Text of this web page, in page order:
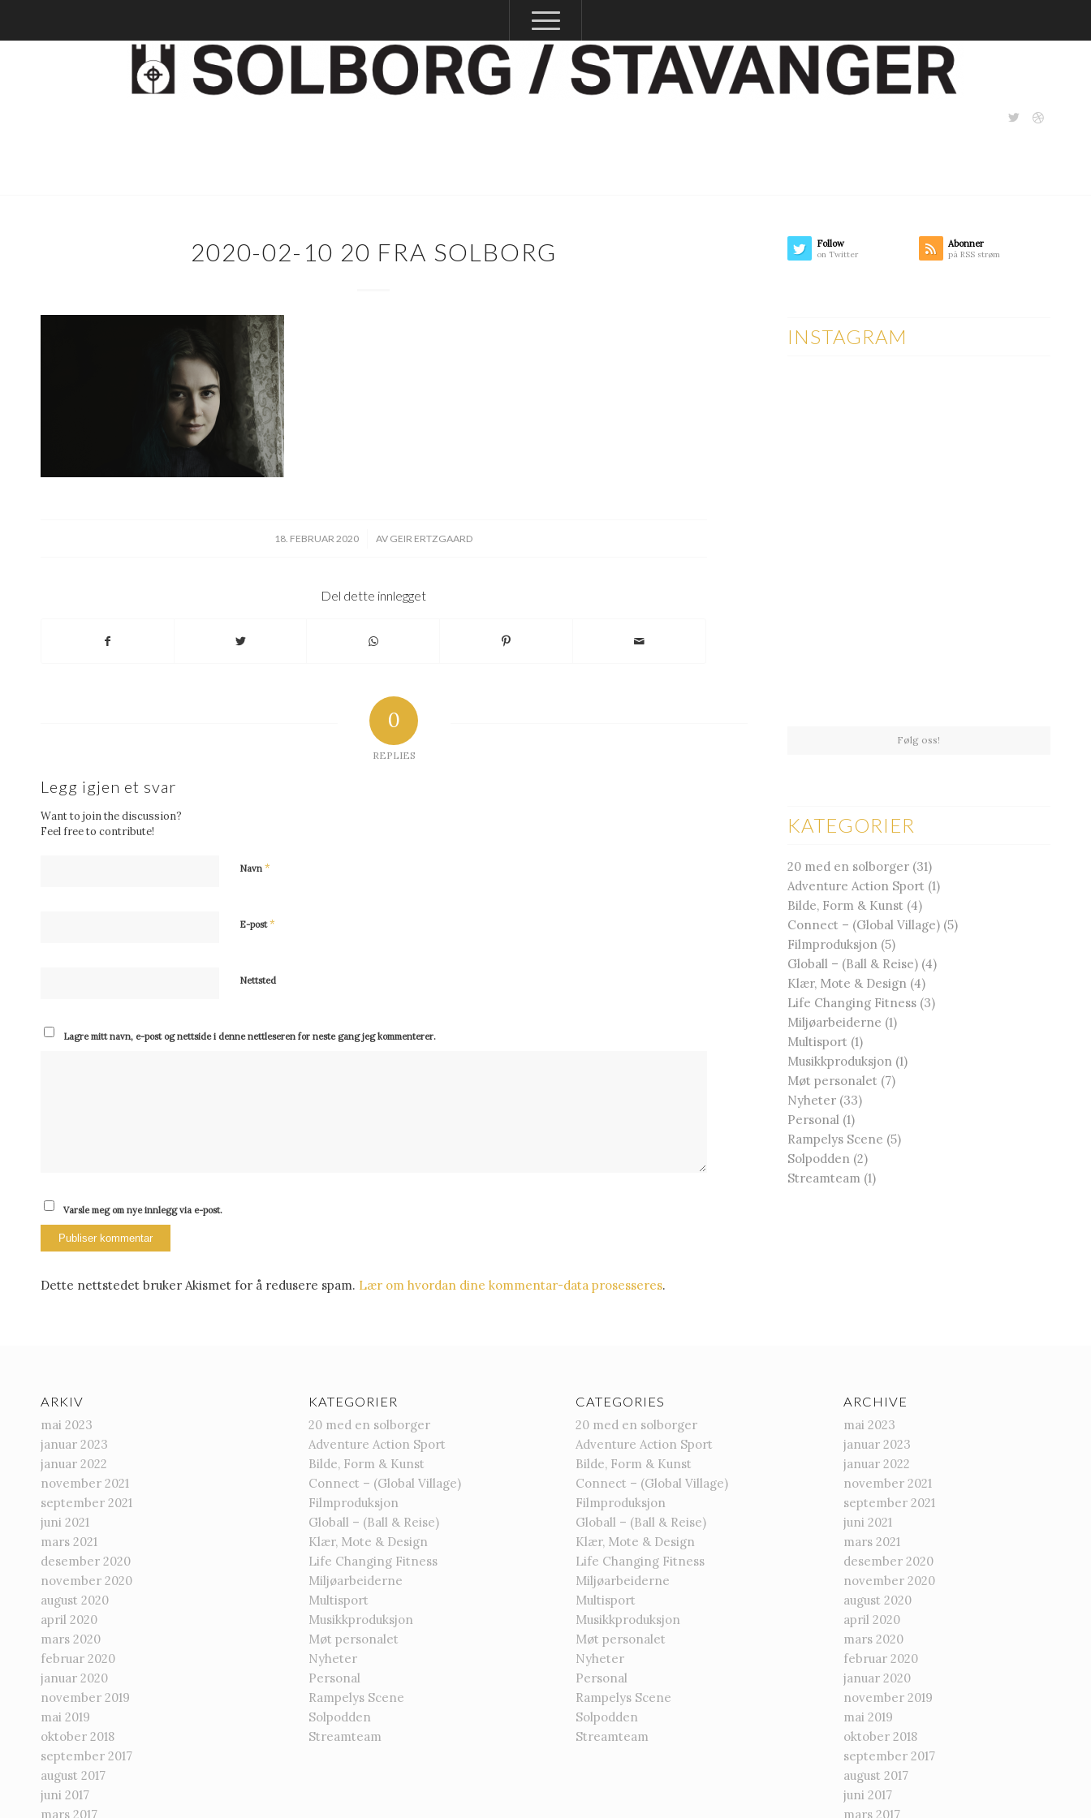
2020-02-10 20 FRA SOLBORG
18. FEBRUAR 2020
/ AV GEIR ERTZGAARD
Del dette innlegget
0
REPLIES
Legg igjen et svar
Want to join the discussion?
Feel free to contribute!
Navn *
E-post*
Nettsted
Lagre mitt navn, e-post og nettside i denne nettleseren for neste gang jeg kommenterer.
Varsle meg om nye innlegg via e-post.
Dette nettstedet bruker Akismet for å redusere spam. Lær om hvordan dine kommentar-data prosesseres.
Follow
on Twitter
Abonner
på RSS strøm
INSTAGRAM
Følg oss!
KATEGORIER
20 med en solborger(31)
Adventure Action Sport(1)
Bilde, Form & Kunst(4)
Connect – (Global Village)(5)
Filmproduksjon(5)
Globall – (Ball & Reise)(4)
Klær, Mote & Design(4)
Life Changing Fitness(3)
Miljøarbeiderne (1)
Multisport(1)
Musikkproduksjon(1)
Møt personalet(7)
Nyheter(33)
Personal(1)
Rampelys Scene (5)
Solpodden(2)
Streamteam (1)
ARKIV
mai 2023
januar 2023
januar 2022
november 2021
september 2021
juni 2021
mars 2021
desember 2020
november 2020
august 2020
april 2020
mars 2020
februar 2020
januar 2020
november 2019
mai 2019
oktober 2018
september 2017
august 2017
juni 2017
mars 2017
KATEGORIER
20 med en solborger
Adventure Action Sport
Bilde, Form & Kunst
Connect – (Global Village)
Filmproduksjon
Globall – (Ball & Reise)
Klær, Mote & Design
Life Changing Fitness
Miljøarbeiderne
Multisport
Musikkproduksjon
Møt personalet
Nyheter
Personal
Rampelys Scene
Solpodden
Streamteam
CATEGORIES
20 med en solborger
Adventure Action Sport
Bilde, Form & Kunst
Connect – (Global Village)
Filmproduksjon
Globall – (Ball & Reise)
Klær, Mote & Design
Life Changing Fitness
Miljøarbeiderne
Multisport
Musikkproduksjon
Møt personalet
Nyheter
Personal
Rampelys Scene
Solpodden
Streamteam
ARCHIVE
mai 2023
januar 2023
januar 2022
november 2021
september 2021
juni 2021
mars 2021
desember 2020
november 2020
august 2020
april 2020
mars 2020
februar 2020
januar 2020
november 2019
mai 2019
oktober 2018
september 2017
august 2017
juni 2017
mars 2017